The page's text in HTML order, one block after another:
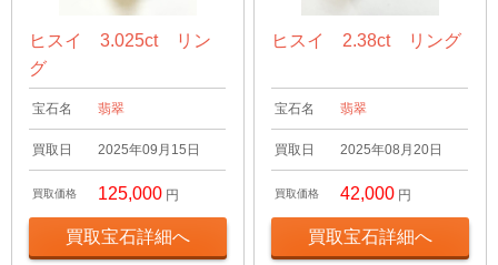
ヒスイ 3.025ct リン
グ
宝石名 翡翠
買取日 2025年09月15日
買取価格 125,000 円
買取宝石詳細へ
ヒスイ 2.38ct リング
宝石名 翡翠
買取日 2025年08月20日
買取価格 42,000 円
買取宝石詳細へ